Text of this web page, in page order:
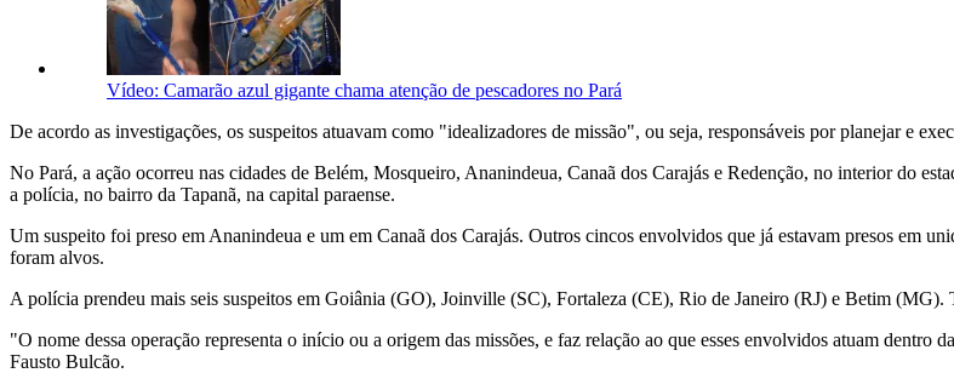
Vídeo: Camarão azul gigante chama atenção de pescadores no Pará
De acordo as investigações, os suspeitos atuavam como "idealizadores de missão", ou seja, responsáveis por planejar e
No Pará, a ação ocorreu nas cidades de Belém, Mosqueiro, Ananindeua, Canaã dos Carajás e Redenção, no interior do
a polícia, no bairro da Tapanã, na capital paraense.
Um suspeito foi preso em Ananindeua e um em Canaã dos Carajás. Outros cincos envolvidos que já estavam presos em
foram alvos.
A polícia prendeu mais seis suspeitos em Goiânia (GO), Joinville (SC), Fortaleza (CE), Rio de Janeiro (RJ) e Betim
"O nome dessa operação representa o início ou a origem das missões, e faz relação ao que esses envolvidos atuam
Fausto Bulcão.